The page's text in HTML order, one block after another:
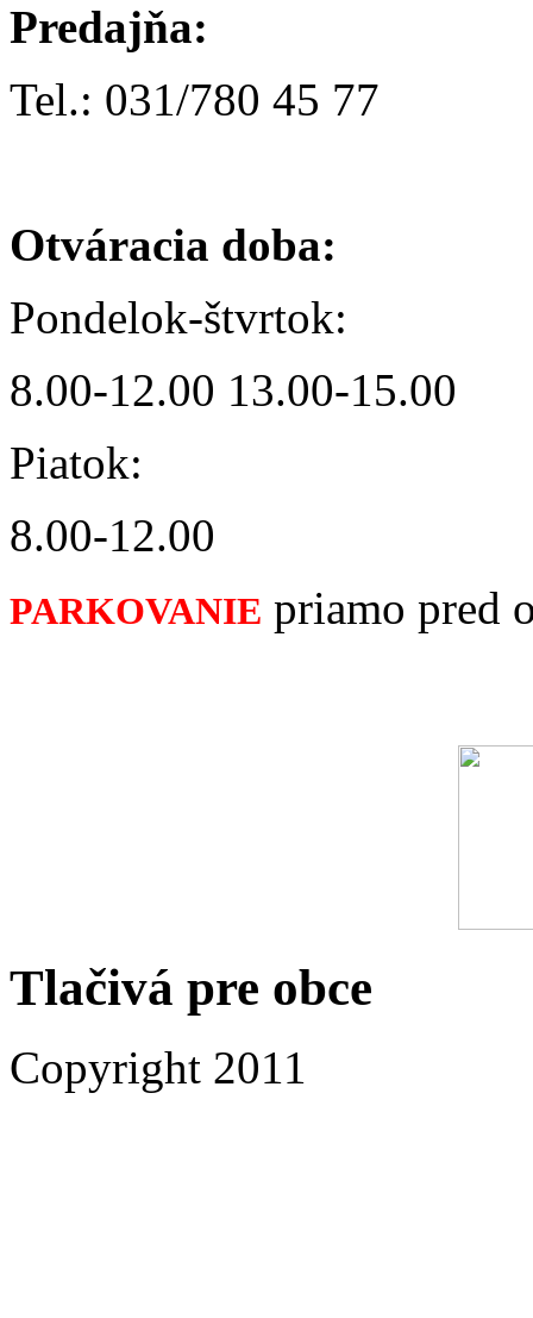
Predajňa:
Tel.: 031/780 45 77
Otváracia doba:
Pondelok-štvrtok:
8.00-12.00 13.00-15.00
Piatok:
8.00-12.00
PARKOVANIE priamo pred
Tlačivá pre obce
Copyright 2011